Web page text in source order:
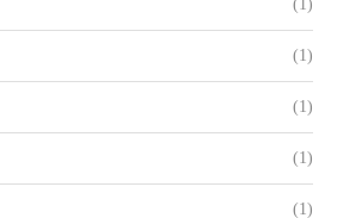
(1)
(1)
(1)
(1)
(1)